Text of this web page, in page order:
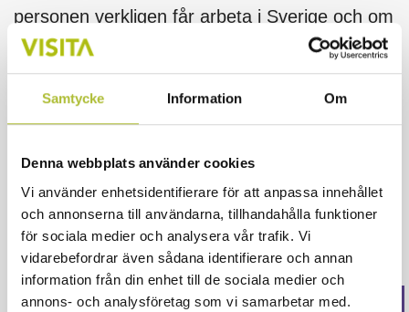
Samtycke Information Om
Denna webbplats använder cookies
Vi använder enhetsidentifierare för att anpassa innehållet
och annonserna till användarna, tillhandahålla funktioner
för sociala medier och analysera vår trafik. Vi
vidarebefordrar även sådana identifierare och annan
information från din enhet till de sociala medier och
annons- och analysföretag som vi samarbetar med.
personen verkligen får arbeta i Sverige och om
det finns några begräsningar i vilka
arbetsuppgifter som får utföras. Vidare har
arbetsgivaren ansvar för att följa upp inför att
tillfälliga arbetstillstånd löper ut. Arbetsgivaren
ska också informera myndigheter om
anställningar av tredjelandsmedborgare. Det är
därför viktigt att ha rutiner för att kontrollera,
dokumentera och underrätta i dessa delar.